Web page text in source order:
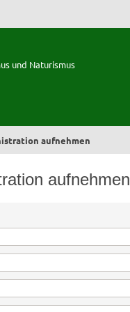
und Naturismus
aufnehmen
aufnehmen